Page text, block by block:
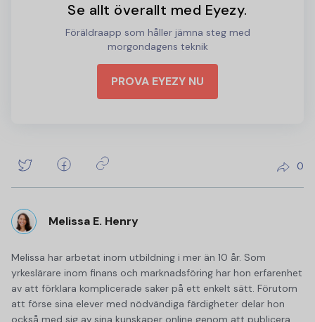
Se allt överallt med Eyezy.
Föräldraapp som håller jämna steg med
morgondagens teknik
PROVA EYEZY NU
0
Melissa E. Henry
Melissa har arbetat inom utbildning i mer än 10 år. Som
yrkeslärare inom finans och marknadsföring har hon erfarenhet
av att förklara komplicerade saker på ett enkelt sätt. Förutom
att förse sina elever med nödvändiga färdigheter delar hon